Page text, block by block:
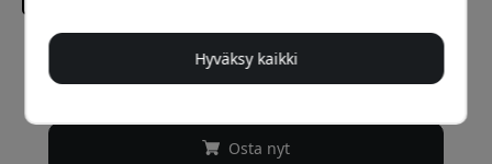
Suositeltava hinta
34.99 EUR
Osta nyt
Hyväksy kaikki